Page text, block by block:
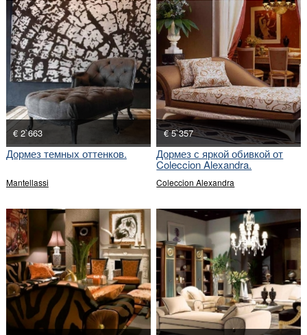
€ 2`663
Дормез темных оттенков.
Mantellassi
€ 5`357
Дормез с яркой обивкой от
Coleccion Alexandra.
Coleccion Alexandra